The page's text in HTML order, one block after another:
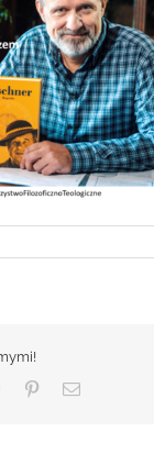
WhatsApp
PinterestEmail